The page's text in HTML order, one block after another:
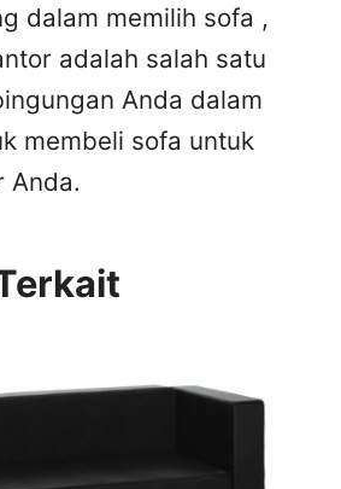
dalam memilih sofa ,
adalah salah satu
Anda dalam
membeli sofa untuk
Anda.